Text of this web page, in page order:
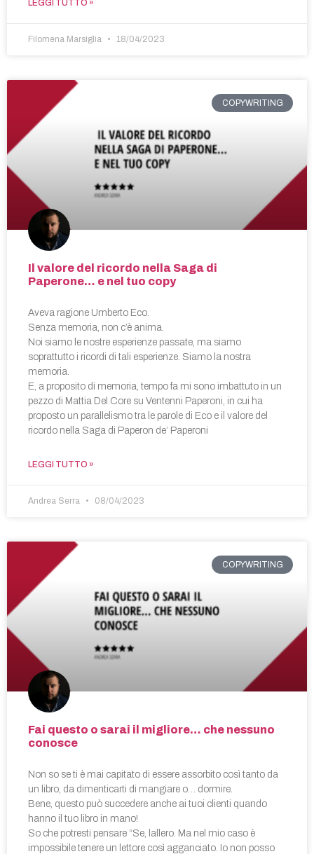
LEGGI TUTTO »
Filomena Marsiglia 18/04/2023
COPYWRITING
Il valore del ricordo nella Saga di
Paperone… e nel tuo copy
Aveva ragione Umberto Eco.
Senza memoria, non c’è anima.
Noi siamo le nostre esperienze passate, ma siamo
soprattutto i ricordi di tali esperienze. Siamo la nostra
memoria.
E, a proposito di memoria, tempo fa mi sono imbattuto in un
pezzo di Mattia Del Core su Ventenni Paperoni, in cui ha
proposto un parallelismo tra le parole di Eco e il valore del
ricordo nella Saga di Paperon de’ Paperoni
LEGGI TUTTO »
Andrea Serra 08/04/2023
COPYWRITING
Fai questo o sarai il migliore… che nessuno
conosce
Non so se ti è mai capitato di essere assorbito così tanto da
un libro, da dimenticarti di mangiare o… dormire.
Bene, questo può succedere anche ai tuoi clienti quando
hanno il tuo libro in mano!
So che potresti pensare “Se, lallero. Ma nel mio caso è
impossibile tenere un lettore così agganciato. Io non posso